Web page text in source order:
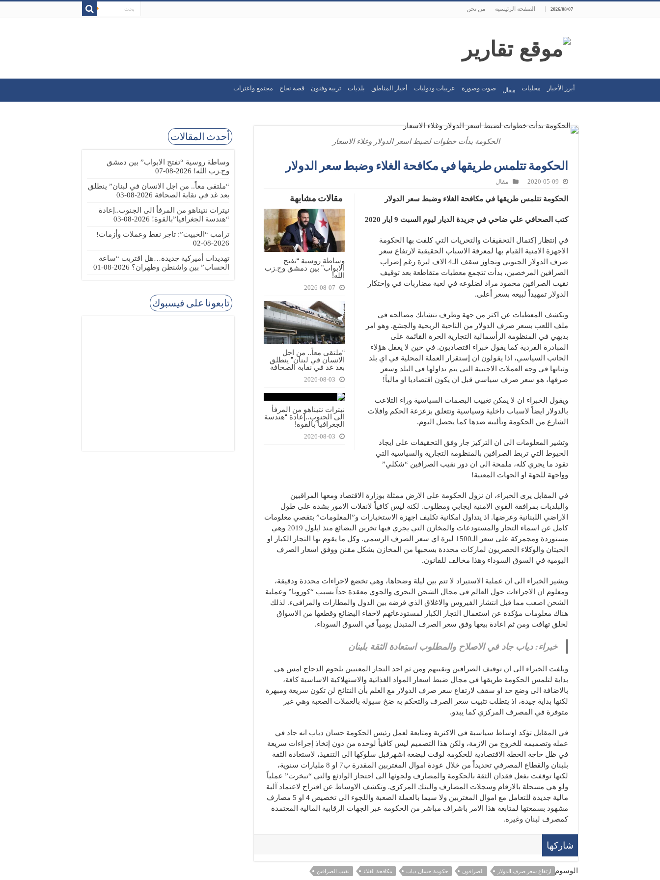
2026/08/07 الصفحة الرئيسية من نحن
أبرز الأخبار محليات مقال صوت وصورة عربيات ودوليات أخبار المناطق بلديات تربية وفنون قصة نجاح مجتمع واغتراب
الحكومة بدأت خطوات لضبط اسعر الدولار وغلاء الاسعار
الحكومة تتلمس طريقها في مكافحة الغلاء وضبط سعر الدولار
2020-05-09 مقال
مقالات مشابهة
وساطة روسية “تفتح
الابواب” بين دمشق وح.زب
الله!
2026-08-07
“ملتقى معاً.. من اجل
الانسان في لبنان” ينطلق
بعد غد في نقابة الصحافة
2026-08-03
نيترات نتيناهو من المرفأ
الى الجنوب..إعادة “هندسة
الجغرافيا”بالقوة!
2026-08-03
الحكومة تتلمس طريقها في مكافحة الغلاء وضبط سعر الدولار
كتب الصحافي علي ضاحي في جريدة الديار ليوم السبت 9 ايار 2020
في إنتظار إكتمال التحقيقات والتحريات التي كلفت بها الحكومة
الاجهزة الامنية القيام بها لمعرفة الاسباب الحقيقية لارتفاع سعر
صرف الدولار الجنوني وتجاوز سقف الـ4 الاف ليرة رغم إضراب
الصرافين المرخصين، بدأت تتجمع معطيات متقاطعة بعد توقيف
نقيب الصرافين محمود مراد لضلوعه في لعبة مضاربات في وإحتكار
الدولار تمهيداً لبيعه بسعر أعلى.
وتكشف المعطيات عن اكثر من جهة وطرف تتشابك مصالحه في
ملف اللعب بسعر صرف الدولار من الناحية الربحية والجشع. وهو امر
بديهي في المنظومة الرأسمالية التجارية الحرة القائمة على
المبادرة الفردية كما يقول خبراء اقتصاديون. في حين لا يغفل هؤلاء
الجانب السياسي، اذا يقولون ان إستقرار العملة المحلية في اي بلد
وثباتها في وجه العملات الاجنبية التي يتم تداولها في البلد وسعر
صرفها، هو سعر صرف سياسي قبل ان يكون اقتصاديا او مالياً!
ويقول الخبراء ان لا يمكن تغييب البصمات السياسية وراء التلاعب
بالدولار ايضاً لاسباب داخلية وسياسية وتتعلق بزعزعة الحكم وافلات
الشارع من الحكومة وتأليبه ضدها كما يحصل اليوم.
وتشير المعلومات الى ان التركيز جار وفق التحقيقات على ايجاد
الخيوط التي تربط الصرافين بالمنظومة التجارية والسياسية التي
تقود ما يجري كله، ملمحة الى ان دور نقيب الصرافين “شكلي”
وواجهة للجهة او الجهات المعنية!
في المقابل يرى الخبراء، ان نزول الحكومة على الارض ممثلة بوزارة الاقتصاد ومعها المراقبين
والبلديات بمرافقة القوى الامنية ايجابي ومطلوب. لكنه ليس كافياً لانفلات الامور بشدة على طول
الاراضي اللبنانية وعرضها. اذ يتداول امكانية تكليف اجهزة الاستخبارات و”المعلومات” بتقصي معلومات
كامل عن اسماء التجار والمستودعات والمخازن التي يجري فيها تخرين البضائع منذ ايلول 2019 وهي
مستوردة ومجمركة على سعر الـ1500 ليرة اي سعر الصرف الرسمي. وكل ما يقوم بها التجار الكبار او
الحيتان والوكلاء الحصريون لماركات محددة بسحبها من المخازن بشكل مقنن ووفق اسعار الصرف
اليومية في السوق السوداء وهذا مخالف للقانون.
ويشير الخبراء الى ان عملية الاستيراد لا تتم بين ليلة وضحاها، وهي تخضع لاجراءات محددة ودقيقة،
ومعلوم ان الاجراءات حول العالم في مجال الشحن البحري والجوي معقدة جداً بسبب “كورونا” وعملية
الشحن اصعب مما قبل انتشار الفيروس والاغلاق الذي فرضه بين الدول والمطارات والمرافىء. لذلك
هناك معلومات مؤكدة عن استعمال التجار الكبار لمستودعاتهم لاخفاء البضائع وقطعها من الاسواق
لخلق تهافت ومن ثم اعادة بيعها وفق سعر الصرف المتبدل يومياً في السوق السوداء.
خبراء: دياب جاد في الاصلاح والمطلوب استعادة الثقة بلبنان
ويلفت الخبراء الى ان توقيف الصرافين ونقيبهم ومن ثم احد التجار المعنيين بلحوم الدجاج امس هي
بداية لتلمس الحكومة طريقها في مجال ضبط اسعار المواد الغذائية والاستهلاكية الاساسية كافة،
بالاضافة الى وضع حد او سقف لارتفاع سعر صرف الدولار مع العلم بأن النتائج لن تكون سريعة ومبهرة
لكنها بداية جيدة، اذ يتطلب تثبيت سعر الصرف والتحكم به ضخ سيولة بالعملات الصعبة وهي غير
متوفرة في المصرف المركزي كما يبدو.
في المقابل تؤكد اوساط سياسية في الاكثرية ومتابعة لعمل رئيس الحكومة حسان دياب انه جاد في
عمله وتصميمه للخروج من الازمة، ولكن هذا التصميم ليس كافياً لوحده من دون إتخاذ إجراءات سريعة
في ظل حاجة الخطة الاقتصادية للحكومة لوقت لبضعة اشهرقبل سلوكها الى التنفيذ، لاستعادة الثقة
بلبنان والقطاع المصرفي تحديداً من خلال عودة اموال المغتربين المقدرة ب7 او 8 مليارات سنوية،
لكنها توقفت بفعل فقدان الثقة بالحكومة والمصارف ولجوئها الى احتجاز الوادئع والتي “تبخرت” عملياً
ولو هي مسجلة بالارقام وسجلات المصارف والبنك المركزي. وتكشف الاوساط عن اقتراح لاعتماد آلية
مالية جديدة للتعامل مع اموال المغتربين ولا سيما بالعملة الصعبة واللجوء الى تخصيص 4 او 5 مصارف
مشهود بسمعتها لمتابعة هذا الامر باشراف مباشر من الحكومة عبر الجهات الرقابية المالية المعتمدة
كمصرف لبنان وغيره.
شاركها
الوسوم ارتفاع سعر صرف الدولار الصرافون حكومة حسان دياب مكافحة الغلاء نقيب الصرافين
أحدث المقالات
وساطة روسية “تفتح الابواب” بين دمشق
وح.زب الله! 2026-08-07
“ملتقى معاً.. من اجل الانسان في لبنان” ينطلق
بعد غد في نقابة الصحافة 2026-08-03
نيترات نتيناهو من المرفأ الى الجنوب..إعادة
“هندسة الجغرافيا”بالقوة! 2026-08-03
ترامب “الخبيث”: تاجر نفط وعملات وأزمات!
2026-08-02
تهديدات أميركية جديدة…هل اقتربت “ساعة
الحساب” بين واشنطن وطهران؟ 2026-08-01
تابعونا على فيسبوك